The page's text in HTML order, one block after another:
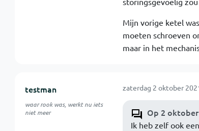
Mijn vorige ketel
moeten schroeven
maar in het
testman
waar rook was, werkt nu iets
niet meer
zaterdag 2 oktober
Op 2 oktober
Ik heb zelf ook